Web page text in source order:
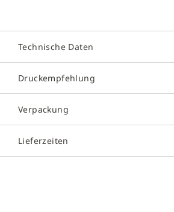
Technische Daten
Druckempfehlung
Verpackung
Lieferzeiten